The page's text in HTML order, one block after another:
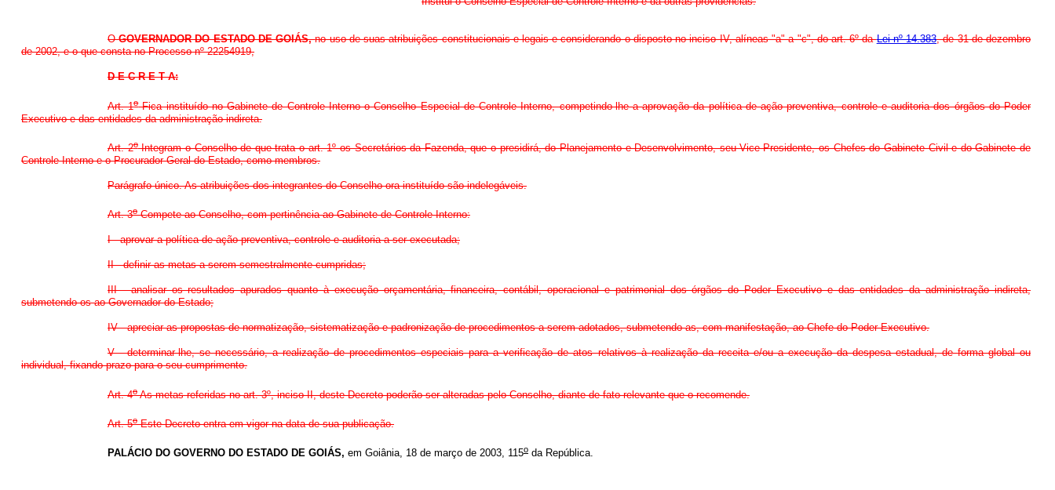
OGOVERNADOR DO ESTADO DE GOIÁS,no uso de suas atribuições constitucionais e legais e considerando o disposto no inciso IV, alíneas "a" a "c", do art. 6º daLei nº 14.383, de 31 de dezembro
de 2002, e o que consta no Processo nº 22254919,
D E C R E T A:
Art. 1oFica instituído no Gabinete de Controle Interno o Conselho Especial de Controle Interno, competindo-lhe a aprovação da política de ação preventiva, controle e auditoria dos órgãos do Poder
Executivo e das entidades da administração indireta.
Art. 2oIntegram o Conselho de que trata o art. 1º os Secretários da Fazenda, que o presidirá, do Planejamento e Desenvolvimento, seu Vice-Presidente, os Chefes do Gabinete Civil e do Gabinete de
Controle Interno e o Procurador-Geral do Estado, como membros.
Parágrafo único. As atribuições dos integrantes do Conselho ora instituído são indelegáveis.
Art. 3oCompete ao Conselho, com pertinência ao Gabinete de Controle Interno:
I - aprovar a política de ação preventiva, controle e auditoria a ser executada;
II - definir as metas a serem semestralmente cumpridas;
III - analisar os resultados apurados quanto à execução orçamentária, financeira, contábil, operacional e patrimonial dos órgãos do Poder Executivo e das entidades da administração indireta,
submetendo-os ao Governador do Estado;
IV - apreciar as propostas de normatização, sistematização e padronização de procedimentos a serem adotados, submetendo-as, com manifestação, ao Chefe do Poder Executivo.
V - determinar-lhe, se necessário, a realização de procedimentos especiais para a verificação de atos relativos à realização da receita e/ou a execução da despesa estadual, de forma global ou
individual, fixando prazo para o seu cumprimento.
Art. 4oAs metas referidas no art. 3º, inciso II, deste Decreto poderão ser alteradas pelo Conselho, diante de fato relevante que o recomende.
Art. 5oEste Decreto entra em vigor na data de sua publicação.
PALÁCIO DO GOVERNO DO ESTADO DE GOIÁS, em Goiânia, 18 de março de 2003, 115o da República.